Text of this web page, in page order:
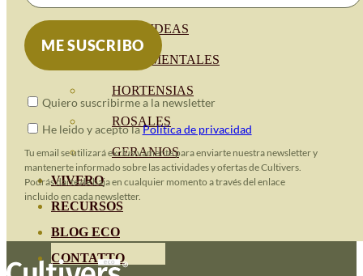
ORQUIDEAS
ORNAMENTALES
HORTENSIAS
ROSALES
GERANIOS
VIVERO
RECURSOS
BLOG ECO
CONTATTO
Quiero suscribirme a la newsletter
He leido y acepto laPolítica de privacidad
Tu email se utilizará exclusivamente para enviarte nuestra newsletter y
mantenerte informado sobre las actividades y ofertas de Cultivers.
Podrás darte de baja en cualquier momento a través del enlace
incluido en cada newsletter.